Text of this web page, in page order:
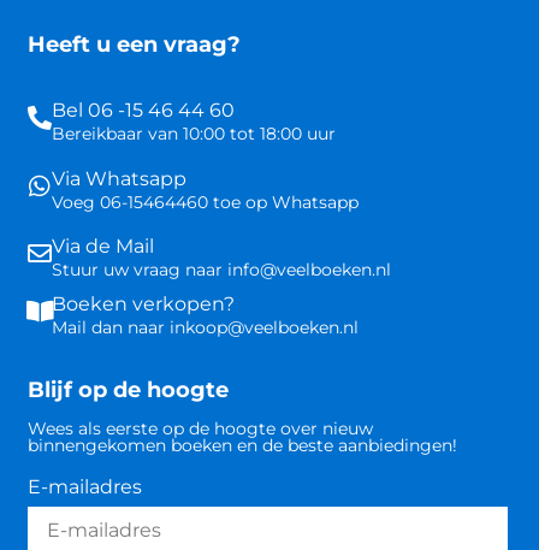
Heeft u een vraag?
Bel 06 -15 46 44 60
Bereikbaar van 10:00 tot 18:00 uur
Via Whatsapp
Voeg 06-15464460 toe op Whatsapp
Via de Mail
Stuur uw vraag naar info@veelboeken.nl
Boeken verkopen?
Mail dan naar inkoop@veelboeken.nl
Blijf op de hoogte
Wees als eerste op de hoogte over nieuw
binnengekomen boeken en de beste aanbiedingen!
E-mailadres